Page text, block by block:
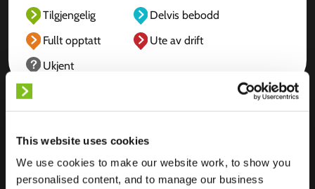
This website uses cookies
We use cookies to make our website work, to show you
personalised content, and to manage our business
Tilgjengelig
Delvis bebodd
Fullt opptatt
Ute av drift
Ukjent
Sted
Nassaulaan 44
3297 BG